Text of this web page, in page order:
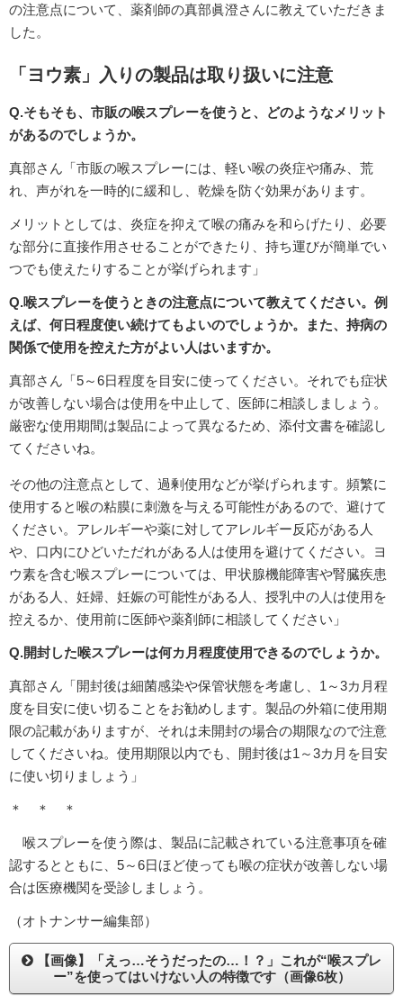
の注意点について、薬剤師の真部眞澄さんに教えていただきま
した。
「ヨウ素」入りの製品は取り扱いに注意
Q.そもそも、市販の喉スプレーを使うと、どのようなメリット
があるのでしょうか。
真部さん「市販の喉スプレーには、軽い喉の炎症や痛み、荒
れ、声がれを一時的に緩和し、乾燥を防ぐ効果があります。
メリットとしては、炎症を抑えて喉の痛みを和らげたり、必要
な部分に直接作用させることができたり、持ち運びが簡単でい
つでも使えたりすることが挙げられます」
Q.喉スプレーを使うときの注意点について教えてください。例
えば、何日程度使い続けてもよいのでしょうか。また、持病の
関係で使用を控えた方がよい人はいますか。
真部さん「5～6日程度を目安に使ってください。それでも症状
が改善しない場合は使用を中止して、医師に相談しましょう。
厳密な使用期間は製品によって異なるため、添付文書を確認し
てくださいね。
その他の注意点として、過剰使用などが挙げられます。頻繁に
使用すると喉の粘膜に刺激を与える可能性があるので、避けて
ください。アレルギーや薬に対してアレルギー反応がある人
や、口内にひどいただれがある人は使用を避けてください。ヨ
ウ素を含む喉スプレーについては、甲状腺機能障害や腎臓疾患
がある人、妊婦、妊娠の可能性がある人、授乳中の人は使用を
控えるか、使用前に医師や薬剤師に相談してください」
Q.開封した喉スプレーは何カ月程度使用できるのでしょうか。
真部さん「開封後は細菌感染や保管状態を考慮し、1～3カ月程
度を目安に使い切ることをお勧めします。製品の外箱に使用期
限の記載がありますが、それは未開封の場合の期限なので注意
してくださいね。使用期限以内でも、開封後は1～3カ月を目安
に使い切りましょう」
＊ ＊ ＊
喉スプレーを使う際は、製品に記載されている注意事項を確
認するとともに、5～6日ほど使っても喉の症状が改善しない場
合は医療機関を受診しましょう。
（オトナンサー編集部）
【画像】「えっ…そうだったの…！？」これが“喉スプレ
ー”を使ってはいけない人の特徴です（画像6枚）